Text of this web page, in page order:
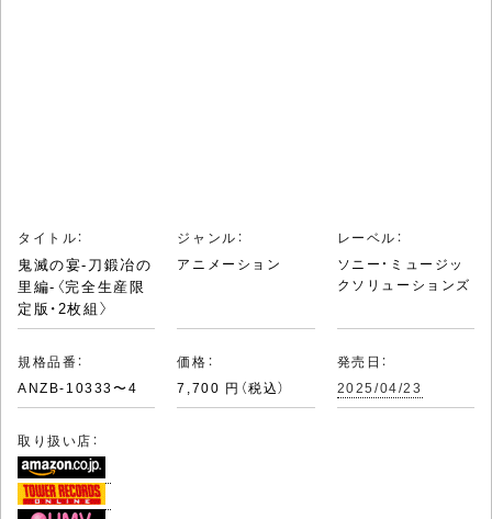
タイトル：
鬼滅の宴-刀鍛冶の
里編-〈完全生産限
定版・2枚組〉
ジャンル：
アニメーション
レーベル：
ソニー・ミュージッ
クソリューションズ
規格品番：
ANZB-10333〜4
価格：
7,700 円（税込）
発売日：
2025/04/23
取り扱い店：